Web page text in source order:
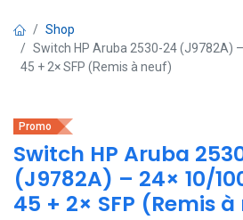
Shop
Switch HP Aruba 2530-24 (J9782A)
45 + 2× SFP (Remis à neuf)
Promo
Switch HP Aruba
(J9782A) – 24× 10/
45 + 2× SFP (Remis